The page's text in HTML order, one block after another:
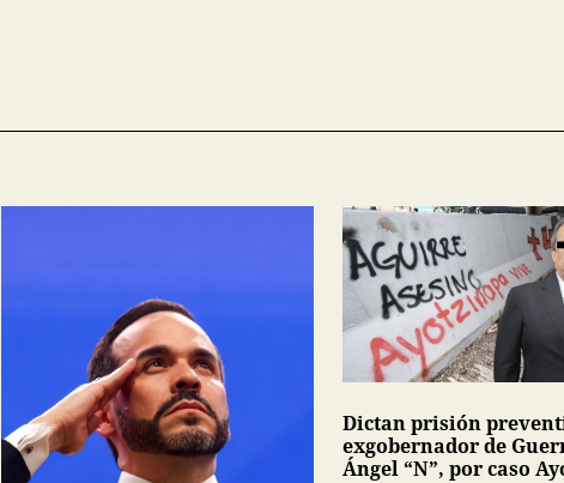
Dictan prisión
exgobernador de
Ángel “N”, por caso